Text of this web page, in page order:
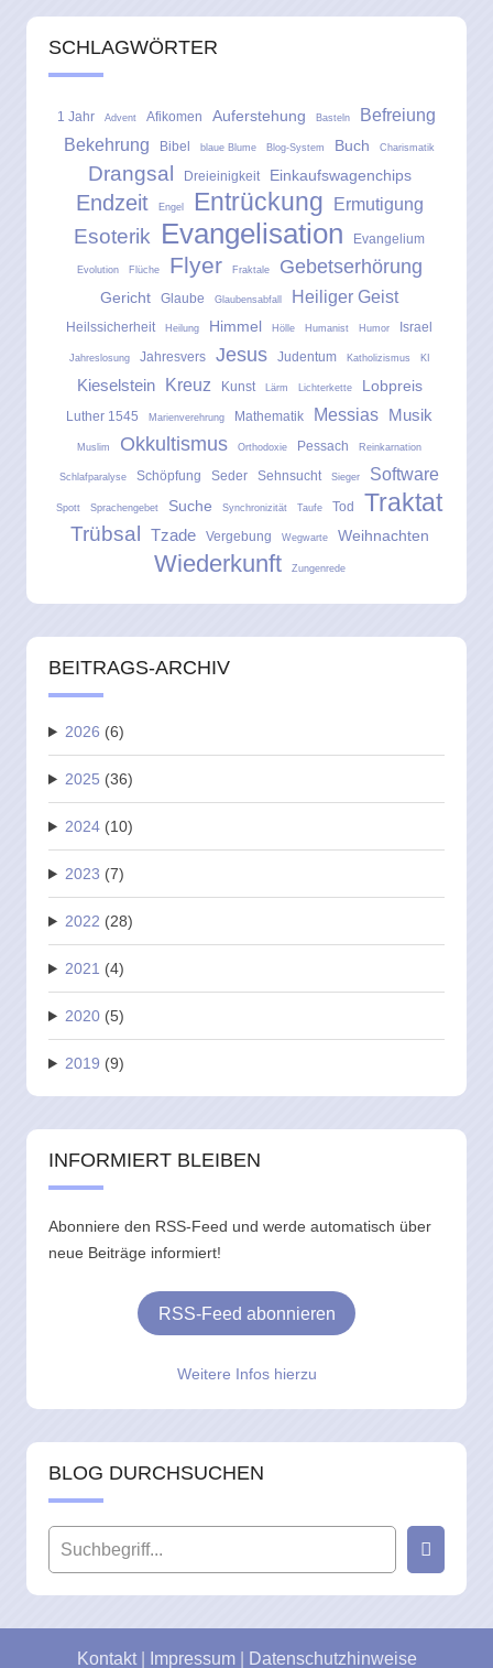
SCHLAGWÖRTER
1 Jahr Advent Afikomen Auferstehung Basteln
Befreiung
Bekehrung
Bibel blaue Blume Blog-System Buch Charismatik
Drangsal Dreieinigkeit Einkaufswagenchips
Endzeit Engel Entrückung Ermutigung
Esoterik Evangelisation Evangelium
Evolution Flüche Flyer Fraktale Gebetserhörung
Gericht Glaube Glaubensabfall Heiliger Geist
Heilssicherheit Heilung Himmel Hölle Humanist Humor Israel
Jahreslosung Jahresvers Jesus Judentum Katholizismus KI
Kieselstein Kreuz Kunst Lärm Lichterkette Lobpreis
Luther 1545 Marienverehrung Mathematik Messias Musik
Muslim Okkultismus Orthodoxie Pessach Reinkarnation
Schlafparalyse Schöpfung Seder Sehnsucht Sieger Software
Spott Sprachengebet Suche Synchronizität Taufe Tod Traktat
Trübsal Tzade Vergebung Wegwarte Weihnachten
Wiederkunft Zungenrede
BEITRAGS-ARCHIV
2026 (6)
2025 (36)
2024 (10)
2023 (7)
2022 (28)
2021 (4)
2020 (5)
2019 (9)
INFORMIERT BLEIBEN
Abonniere den RSS-Feed und werde automatisch über
neue Beiträge informiert!
RSS-Feed abonnieren
Weitere Infos hierzu
BLOG DURCHSUCHEN
Kontakt| Impressum| Datenschutzhinweise